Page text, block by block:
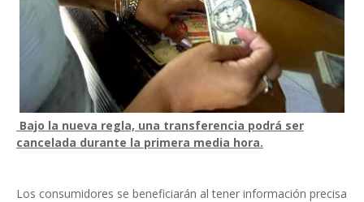
Bajo la nueva regla, una transferencia podrá ser
cancelada durante la primera media hora.
Los consumidores se beneficiarán al tener información precisa